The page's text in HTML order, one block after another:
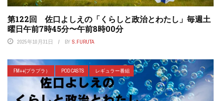
第122回 佐口よしえの「くらしと政治とわたし」毎週土
曜日午前7時45分〜午前8時00分
2025年10月31日 BY S.FURUTA
FM++(プラプラ） POD CASTS レギュラー番組